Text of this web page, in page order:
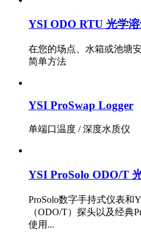
YSI ODO RTU 光学
在您的场点、水箱或池塘
简单方法
YSI ProSwap Logger
单端口温度 / 深度水质仪
YSI ProSolo ODO/T
ProSolo数字手持式仪表和
（ODO/T）探头以及经典
使用...